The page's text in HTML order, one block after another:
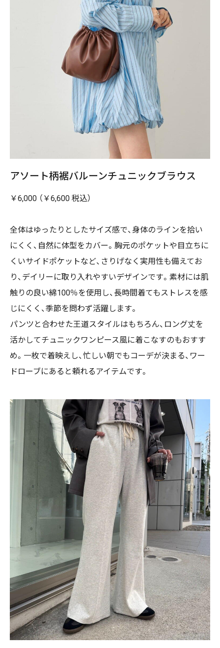
アソート柄裾バルーンチュニックブラウス
￥6,000 （￥6,600 税込）
全体はゆったりとしたサイズ感で、身体のラインを拾い
にくく、自然に体型をカバー。胸元のポケットや目立ちに
くいサイドポケットなど、さりげなく実用性も備えてお
り、デイリーに取り入れやすいデザインです。素材には肌
触りの良い綿100％を使用し、長時間着てもストレスを感
じにくく、季節を問わず活躍します。
パンツと合わせた王道スタイルはもちろん、ロング丈を
活かしてチュニックワンピース風に着こなすのもおすす
め。一枚で着映えし、忙しい朝でもコーデが決まる、ワー
ドローブにあると頼れるアイテムです。